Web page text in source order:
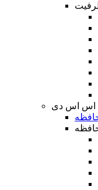
اس اس دی